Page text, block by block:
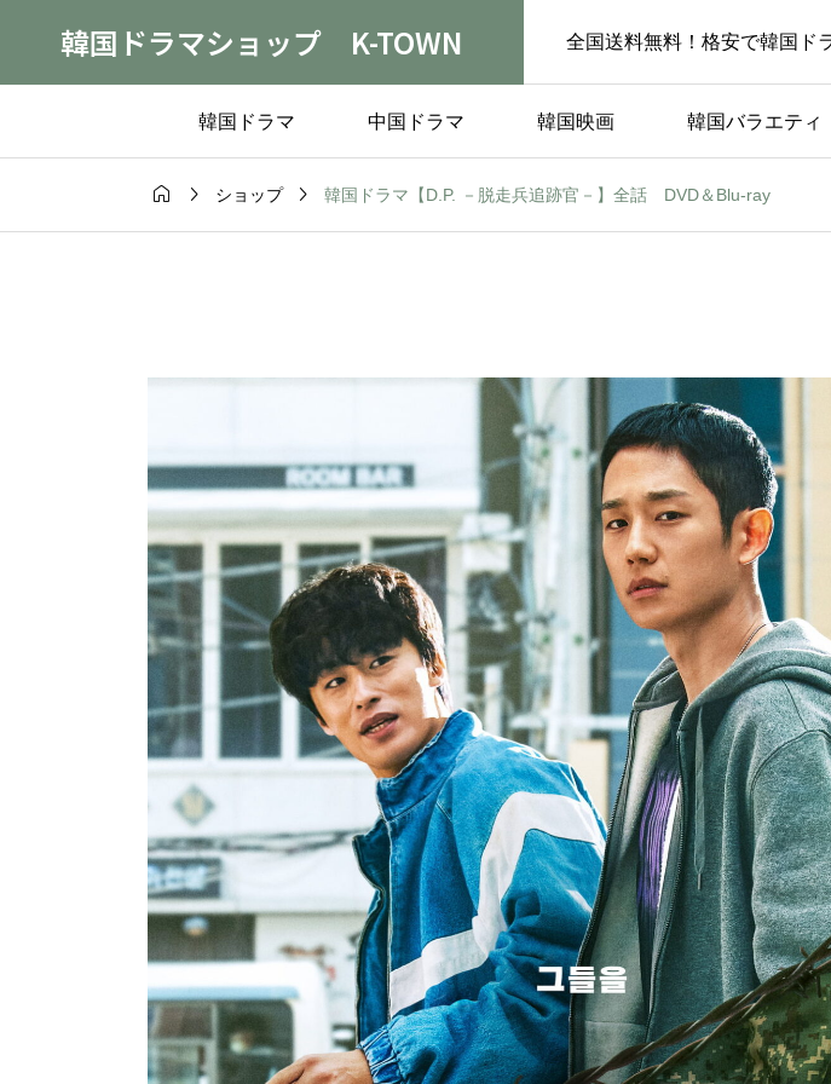
韓国ドラマショップ K-TOWN 全国送料無料！格安で韓国ド
韓国ドラマ 中国ドラマ 韓国映画 韓国バラエティ
  ショップ  韓国ドラマ【D.P. －脱走兵追跡官－】全話 DVD＆Blu-ray